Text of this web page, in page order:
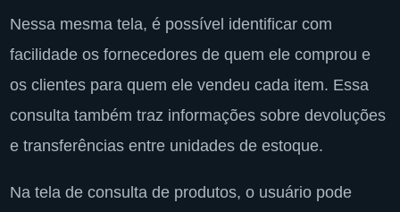
Nessa mesma tela, é possível identificar com
facilidade os fornecedores de quem ele comprou e
os clientes para quem ele vendeu cada item. Essa
consulta também traz informações sobre devoluções
e transferências entre unidades de estoque.
Na tela de consulta de produtos, o usuário pode